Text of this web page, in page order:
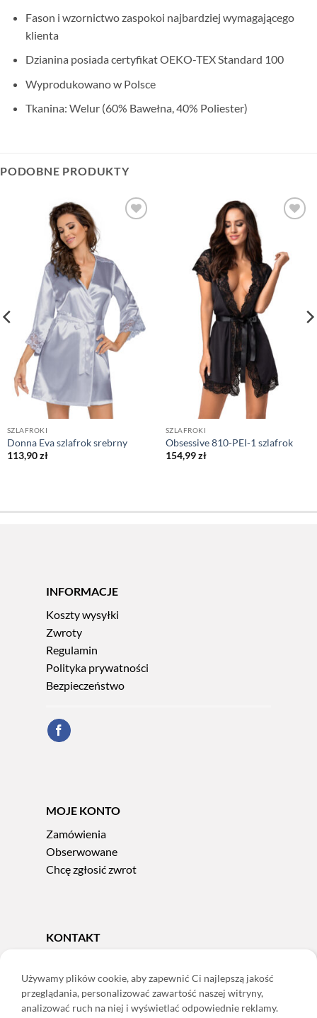
Fason i wzornictwo zaspokoi najbardziej wymagającego
klienta
Dzianina posiada certyfikat OEKO-TEX Standard 100
Wyprodukowano w Polsce
Tkanina: Welur (60% Bawełna, 40% Poliester)
PODOBNE PRODUKTY
SZLAFROKI
Donna Eva szlafrok srebrny
113,90zł
SZLAFROKI
Obsessive 810-PEI-1 szlafrok
154,99zł
INFORMACJE
Koszty wysyłki
Zwroty
Regulamin
Polityka prywatności
Bezpieczeństwo
MOJE KONTO
Zamówienia
Obserwowane
Chcę zgłosić zwrot
KONTAKT
e-mail:sklep@adoris.pl
poniedziałek - piątek 8:00-16:00
Używamy plików cookie, aby zapewnić Ci najlepszą jakość
przeglądania, personalizować zawartość naszej witryny,
analizować ruch na niej i wyświetlać odpowiednie reklamy.